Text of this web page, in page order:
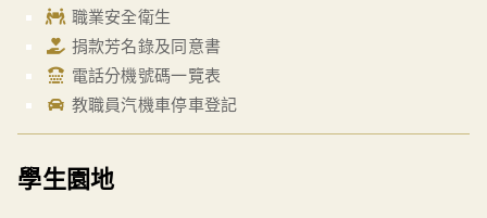
職業安全衛生
捐款芳名錄及同意書
電話分機號碼一覽表
教職員汽機車停車登記
學生園地